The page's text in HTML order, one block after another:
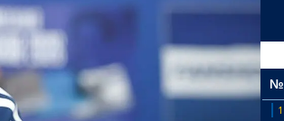
№
1